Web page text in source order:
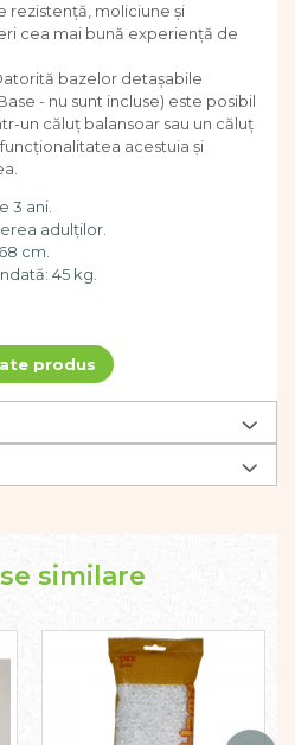
rezistență, moliciune și
cea mai bună experiență de
bazelor detașabile
- nu sunt incluse) este posibil
un căluț balansoar sau un căluț
acestuia și
3 ani.
adulților.
cm.
45 kg.
produs
similare